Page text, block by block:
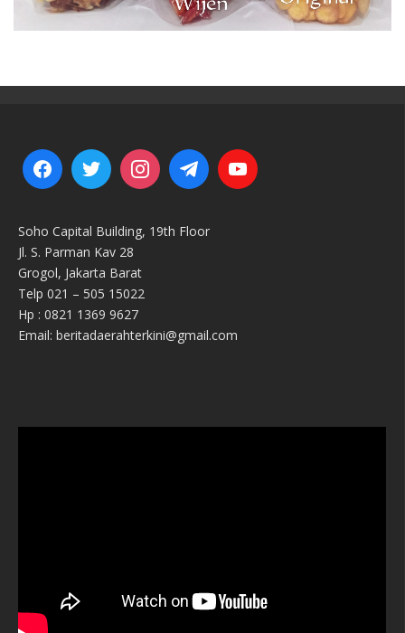
Soho Capital Building, 19th Floor
Jl. S. Parman Kav 28
Grogol, Jakarta Barat
Telp 021 – 505 15022
Hp : 0821 1369 9627
Email: beritadaerahterkini@gmail.com